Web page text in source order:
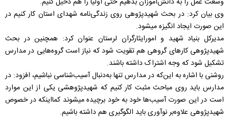
وی بیان کرد: در بحث شهیدپژوهی روی زندگی‌نامه شهدای استان کار کنیم در
این صورت ایجاد انگیزه می‎شود.
مدیرکل بنیاد شهید و امورایثارگران لرستان عنوان کرد: همچنین در بحث
شهیدپژوهی کارهای گروهی هم تقویت شود که نیاز است گروه‌هایی در مدارس
تشکیل شود که وجه اشتراک داشته باشند.
روشنی با اشاره به این‌که در مدارس تنها به‌دنبال آسیب‌شناسی نباشیم، افزود: در
مدارس باید روی مباحث مثبت کار کنیم که شهیدپژوهشی یکی‌ از این موارد
است در این صورت آسیب‌ها خود به خود برچیده می‎شوند کمااینکه در خصوص
شهیدپژوهی علاوه‌بر نوآوری باید الگوگیری هم داشته باشیم.